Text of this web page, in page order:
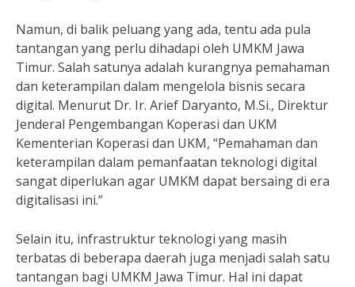
Namun, di balik peluang yang ada, tentu ada pula
tantangan yang perlu dihadapi oleh UMKM Jawa
Timur. Salah satunya adalah kurangnya pemahaman
dan keterampilan dalam mengelola bisnis secara
digital. Menurut Dr. Ir. Arief Daryanto, M.Si., Direktur
Jenderal Pengembangan Koperasi dan UKM
Kementerian Koperasi dan UKM, “Pemahaman dan
keterampilan dalam pemanfaatan teknologi digital
sangat diperlukan agar UMKM dapat bersaing di era
digitalisasi ini.”
Selain itu, infrastruktur teknologi yang masih
terbatas di beberapa daerah juga menjadi salah satu
tantangan bagi UMKM Jawa Timur. Hal ini dapat